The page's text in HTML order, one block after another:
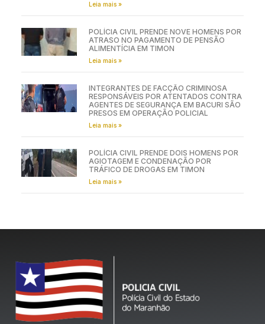
Leia mais »
POLÍCIA CIVIL PRENDE NOVE HOMENS POR
ATRASO NO PAGAMENTO DE PENSÃO
ALIMENTÍCIA EM TIMON
Leia mais »
INTEGRANTES DE FACÇÃO CRIMINOSA
RESPONSÁVEIS POR ATENTADOS CONTRA
AGENTES DE SEGURANÇA EM BACURI SÃO
PRESOS EM OPERAÇÃO POLICIAL
Leia mais »
POLÍCIA CIVIL PRENDE DOIS HOMENS POR
AGIOTAGEM E CONDENAÇÃO POR
TRÁFICO DE DROGAS EM TIMON
Leia mais »